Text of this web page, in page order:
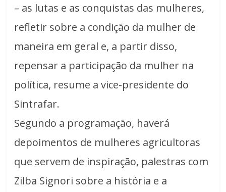
– as lutas e as conquistas das mulheres,
refletir sobre a condição da mulher de
maneira em geral e, a partir disso,
repensar a participação da mulher na
política, resume a vice-presidente do
Sintrafar.
Segundo a programação, haverá
depoimentos de mulheres agricultoras
que servem de inspiração, palestras com
Zilba Signori sobre a história e a